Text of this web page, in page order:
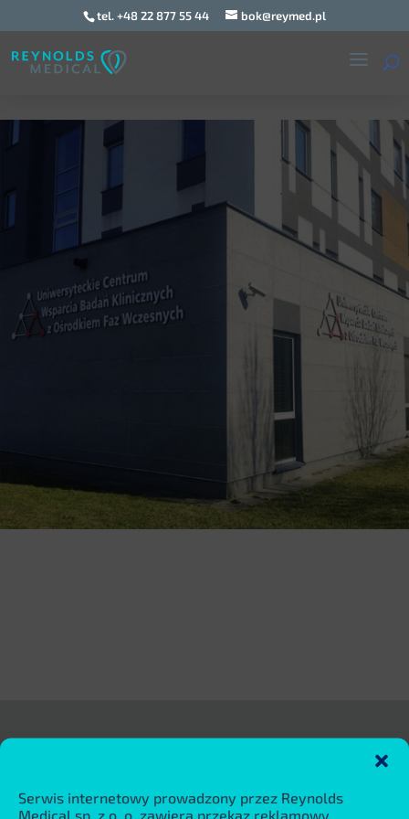
Serwis internetowy prowadzony przez Reynolds
Medical sp. z o. o. zawiera przekaz reklamowy
tel. +48 22 877 55 44 bok@reymed.pl
Kardiologia